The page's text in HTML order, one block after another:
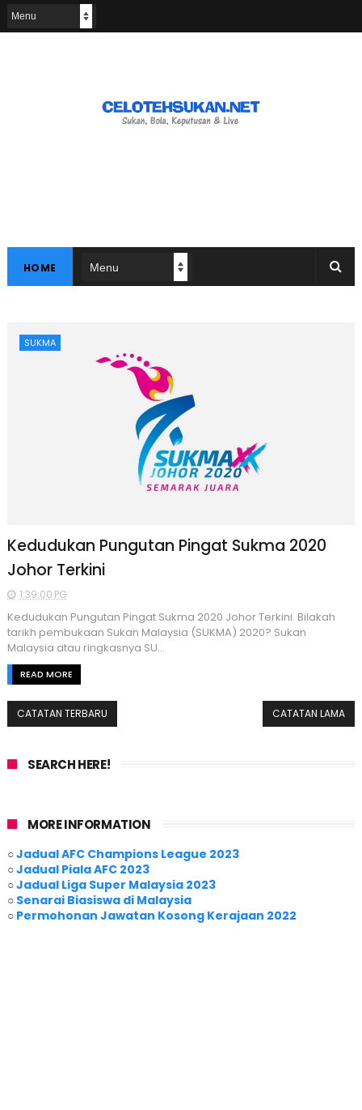
HOME
SUKMA
Kedudukan Pungutan Pingat Sukma 2020
Johor Terkini
1:39:00 PG
Kedudukan Pungutan Pingat Sukma 2020 Johor Terkini. Bilakah
tarikh pembukaan Sukan Malaysia (SUKMA) 2020? Sukan
Malaysia atau ringkasnya SU...
READ MORE
CATATAN TERBARU CATATAN LAMA
SEARCH HERE!
MORE INFORMATION
○Jadual AFC Champions League 2023
○Jadual Piala AFC 2023
○Jadual Liga Super Malaysia 2023
○ Senarai Biasiswa di Malaysia
○ Permohonan Jawatan Kosong Kerajaan 2022